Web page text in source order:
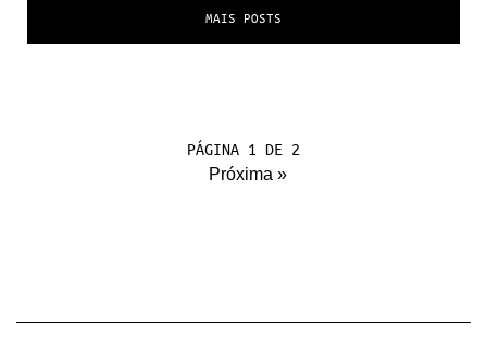
MAIS POSTS
PÁGINA 1 DE 2
Próxima »